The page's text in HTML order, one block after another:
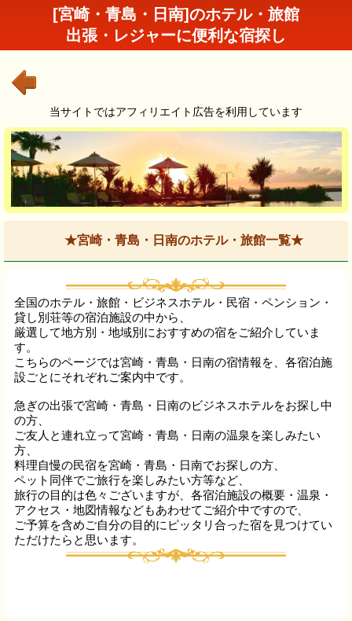
[宮崎・青島・日南]のホテル・旅館
出張・レジャーに便利な宿探し
当サイトではアフィリエイト広告を利用しています
★宮崎・青島・日南のホテル・旅館一覧★
全国のホテル・旅館・ビジネスホテル・民宿・ペンション・
貸し別荘等の宿泊施設の中から、
厳選して地方別・地域別におすすめの宿をご紹介していま
す。
こちらのページでは宮崎・青島・日南の宿情報を、各宿泊施
設ごとにそれぞれご案内中です。
急ぎの出張で宮崎・青島・日南のビジネスホテルをお探し中
の方、
ご友人と連れ立って宮崎・青島・日南の温泉を楽しみたい
方、
料理自慢の民宿を宮崎・青島・日南でお探しの方、
ペット同伴でご旅行を楽しみたい方等など、
旅行の目的は色々ございますが、各宿泊施設の概要・温泉・
アクセス・地図情報などもあわせてご紹介中ですので、
ご予算を含めご自分の目的にピッタリ合った宿を見つけてい
ただけたらと思います。